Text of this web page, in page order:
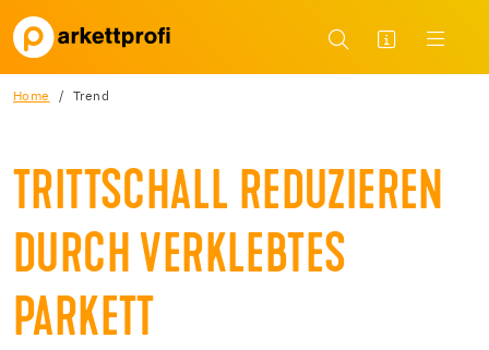
Home Trend
TRITTSCHALL REDUZIEREN
DURCH VERKLEBTES
PARKETT